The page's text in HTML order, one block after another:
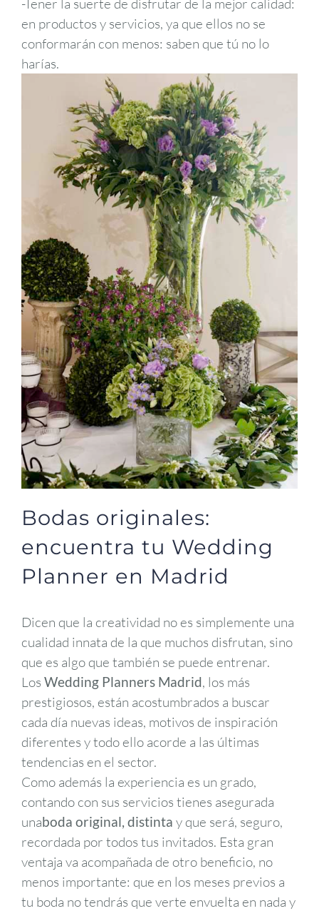
en productos y servicios, ya que ellos no se
conformarán con menos: saben que tú no lo
harías.
Bodas originales:
encuentra tu Wedding
Planner en Madrid
Dicen que la creatividad no es simplemente una
cualidad innata de la que muchos disfrutan, sino
que es algo que también se puede entrenar.
Los Wedding Planners Madrid, los más
prestigiosos, están acostumbrados a buscar
cada día nuevas ideas, motivos de inspiración
diferentes y todo ello acorde a las últimas
tendencias en el sector.
Como además la experiencia es un grado,
contando con sus servicios tienes asegurada
unaboda original, distinta y que será, seguro,
recordada por todos tus invitados. Esta gran
ventaja va acompañada de otro beneficio, no
menos importante: que en los meses previos a
tu boda no tendrás que verte envuelta en nada y